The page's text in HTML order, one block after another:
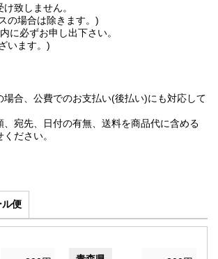
致しません。
の場合は除きます。)
に必ずお申し出下さい。
います。)
場合、公費でのお支払い(後払い)にも対応して
、宛先、日付の有無、送料を商品代に含める
ださい。
ル便